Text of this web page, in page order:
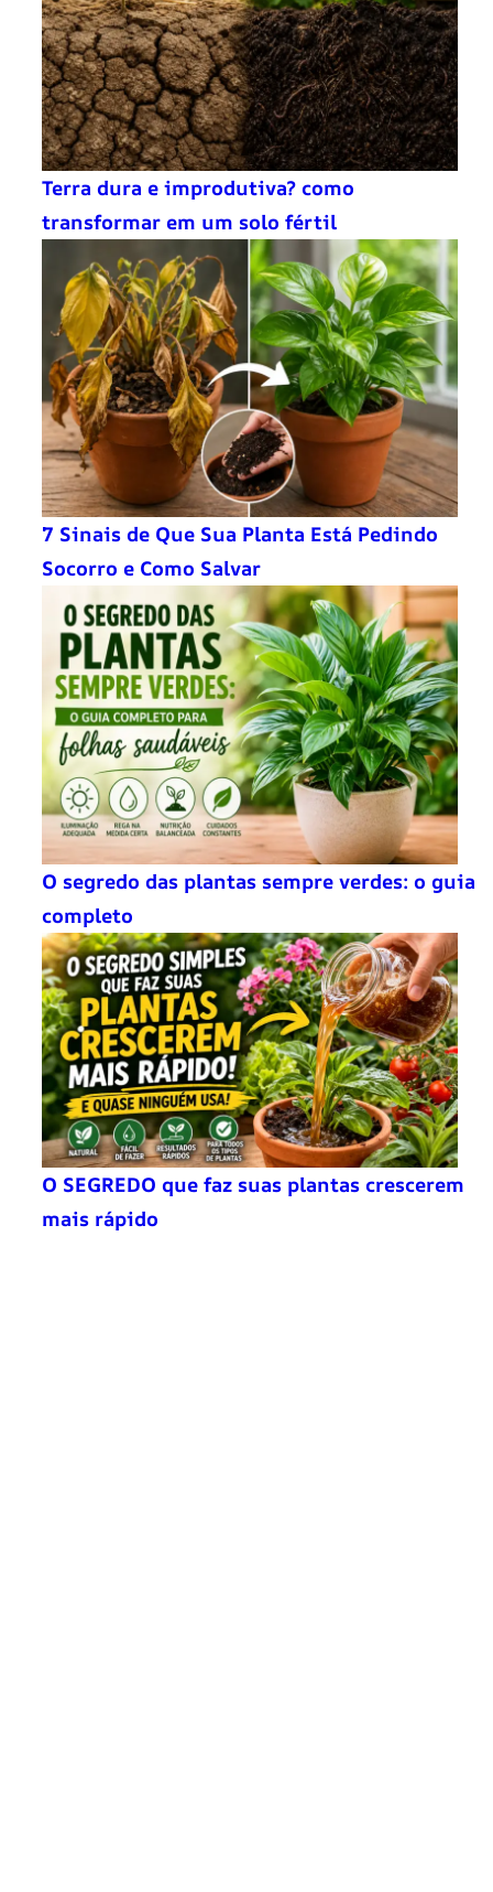
Terra dura e improdutiva? como
transformar em um solo fértil
7 Sinais de Que Sua Planta Está Pedindo
Socorro e Como Salvar
O segredo das plantas sempre verdes: o guia
completo
O SEGREDO que faz suas plantas crescerem
mais rápido